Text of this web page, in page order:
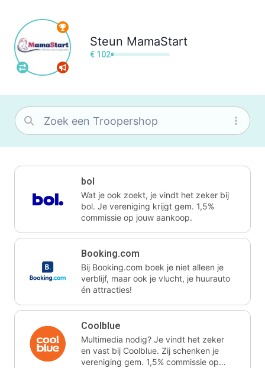
Steun MamaStart
€ 102
bol
Wat je ook zoekt, je vindt het zeker bij
bol. Je vereniging krijgt gem. 1,5%
commissie op jouw aankoop.
Booking.com
Bij Booking.com boek je niet alleen je
verblijf, maar ook je vlucht, je huurauto
én attracties!
Coolblue
Multimedia nodig? Je vindt het zeker
en vast bij Coolblue. Zij schenken je
vereniging gem. 1,5% commissie op